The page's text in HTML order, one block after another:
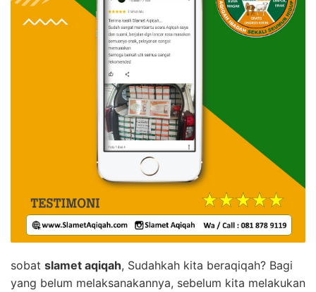
sobat slamet aqiqah, Sudahkah kita beraqiqah? Bagi
yang belum melaksanakannya, sebelum kita melakukan